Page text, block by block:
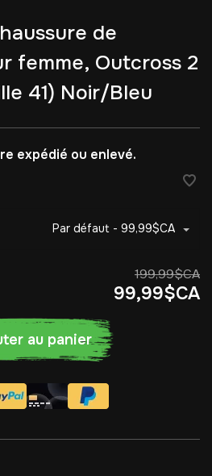
de
femme, Outcross 2
41) Noir/Bleu
expédié ou enlevé.
Par défaut - 99,99$CA
199,99$CA
99,99$CA
au panier